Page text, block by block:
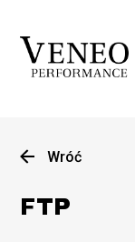
Wróć
FTP